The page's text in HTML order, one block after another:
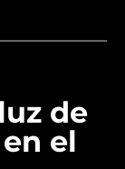
de
el